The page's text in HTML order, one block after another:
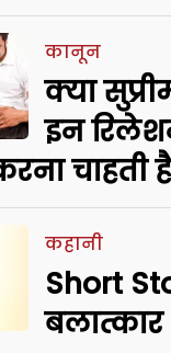
कानून
क्या
इन
चाहती
कहानी
Short
बलात्कार